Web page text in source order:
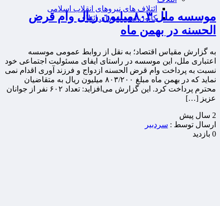
ائتلاف های نیروهای انقلاب اسلامی
کانون بیمه شورای ائتلاف
موسسه ملل ۸۰۳میلیون ریال وام قرض
الحسنه در بهمن ماه
به گزارش مقیاس اقتصاد؛ به نقل از روابط عمومی موسسه
اعتباری ملل، این موسسه در راستای ایفای مسئولیت اجتماعی خود
نسبت به پرداخت وام قرض الحسنه ازدواج و فرزند آوری اقدام نمی
نماید که در بهمن ماه مبلغ ۸۰۳/۲۰۰ میلیون ریال به متقاضیان
محترم پرداخت کرد. این گزارش می‌افزاید: تعداد ۶۰۲ نفر از جوانان
عزیز […]
2 سال پيش
ارسال توسط : سردبیر
0 بازدید